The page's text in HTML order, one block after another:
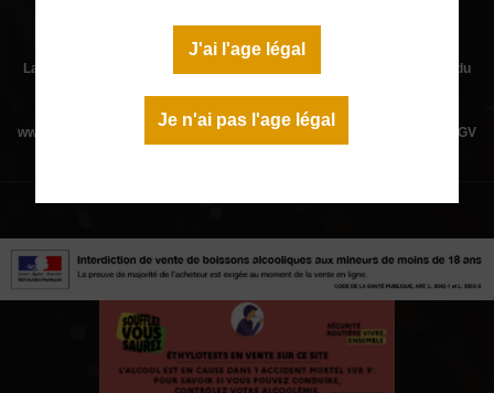
J'ai l'age légal
Je n'ai pas l'age légal
L'ABUS D'ALCOOL EST DANGEREUX POUR LA SANTÉ - A
CONSOMMER AVEC MODÉRATION
La Maison des vins du Minervois
vous propose une sélection de vins du
www.
maisondesvinsduminervois.com - Contact
CGV
-Exercer mon droit de rétractation